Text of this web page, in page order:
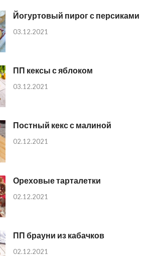
Йогуртовый пирог с персиками
03.12.2021
ПП кексы с яблоком
03.12.2021
Постный кекс с малиной
02.12.2021
Ореховые тарталетки
02.12.2021
ПП брауни из кабачков
02.12.2021